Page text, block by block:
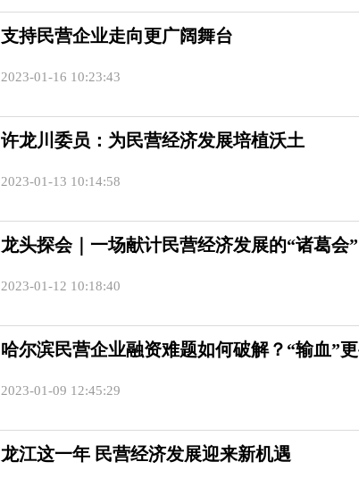
支持民营企业走向更广阔舞台
2023-01-16 10:23:43
许龙川委员：为民营经济发展培植沃土
2023-01-13 10:14:58
龙头探会｜一场献计民营经济发展的“诸葛会”
2023-01-12 10:18:40
哈尔滨民营企业融资难题如何破解？“输血”
2023-01-09 12:45:29
龙江这一年 民营经济发展迎来新机遇